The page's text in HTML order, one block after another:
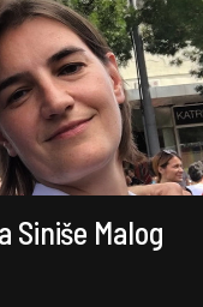
Siniše Malog